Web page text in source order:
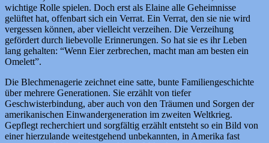
wichtige Rolle spielen. Doch erst als Elaine alle Geheimnisse
gelüftet hat, offenbart sich ein Verrat. Ein Verrat, den sie nie wird
vergessen können, aber vielleicht verzeihen. Die Verzeihung
gefördert durch liebevolle Erinnerungen. So hat sie es ihr Leben
lang gehalten: “Wenn Eier zerbrechen, macht man am besten ein
Omelett”.
Die Blechmenagerie zeichnet eine satte, bunte Familiengeschichte
über mehrere Generationen. Sie erzählt von tiefer
Geschwisterbindung, aber auch von den Träumen und Sorgen der
amerikanischen Einwandergeneration im zweiten Weltkrieg.
Gepflegt recherchiert und sorgfältig erzählt entsteht so ein Bild von
einer hierzulande weitestgehend unbekannten, in Amerika fast